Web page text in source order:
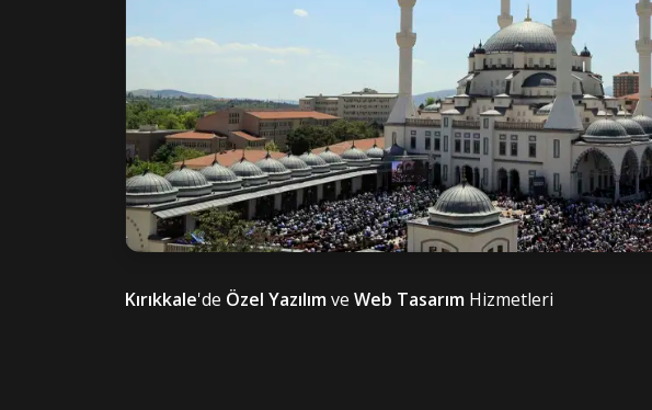
Kırıkkale'de Özel Yazılımve Web Tasarım Hizmetleri